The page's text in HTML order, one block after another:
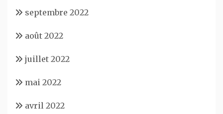
septembre 2022
août 2022
juillet 2022
mai 2022
avril 2022